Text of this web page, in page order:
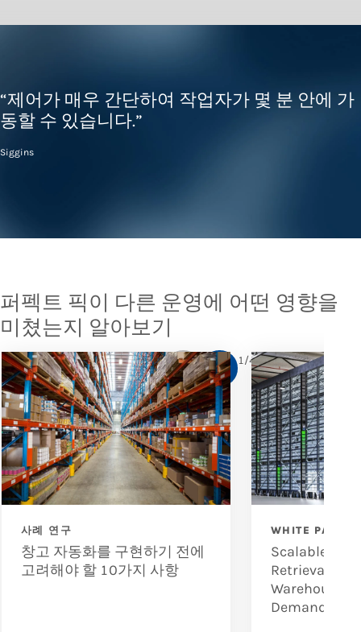
“제어가 매우 간단하여 작업자가 몇 분 안에 가
동할 수 있습니다.”
Siggins
퍼펙트 픽이 다른 운영에 어떤 영향을
미쳤는지 알아보기
사례 연구
창고 자동화를 구현하기 전에
고려해야 할 10가지 사항
WHITE PAPER
Scalable
Retrieval to
Warehouse
Demands
1/4